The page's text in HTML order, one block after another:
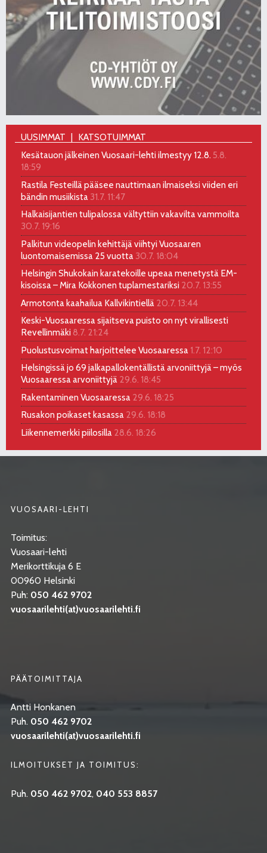
UUSIMMAT
KATSOTUIMMAT
Kesätauon jälkeinen Vuosaari-lehti ilmestyy 12.8. 5.8.
18:59
Rastila Festeillä pääsee nauttimaan ilmaiseksi viiden eri
bändin musiikista 31.7. 11:47
Halkaisijantien tulipalossa vältyttiin vakavilta vammoilta
30.7. 19:16
Palkitun videopelin kehittäjä viihtyi Vuosaaren
luontomaisemissa 25 vuotta 30.7. 18:04
Helsingin Shukokain karatekoille upeaa menetystä EM-
kisoissa – Mira Kokkonen tuplamestariksi 20.7. 13:55
Armotonta kaahailua Kallvikintiellä 20.7. 13:44
Keski-Vuosaaressa sijaitseva puisto on nyt virallisesti
Revellinmäki 8.7. 21:24
Puolustusvoimat harjoittelee Vuosaaressa 1.7. 12:10
Helsingissä jo 69 jalkapallokentällistä arvoniittyjä – myös
Vuosaaressa arvoniittyjä 29.6. 18:45
Rakentaminen Vuosaaressa 29.6. 18:25
Rusakon poikaset kasassa 29.6. 18:18
Liikennemerkki piilosilla 28.6. 18:26
VUOSAARI-LEHTI
Toimitus:
Vuosaari-lehti
Merikorttikuja 6 E
00960 Helsinki
Puh: 050 462 9702
vuosaarilehti(at)vuosaarilehti.fi
PÄÄTOIMITTAJA
Antti Honkanen
Puh. 050 462 9702
vuosaarilehti(at)vuosaarilehti.fi
ILMOITUKSET JA TOIMITUS:
Puh. 050 462 9702, 040 553 8857